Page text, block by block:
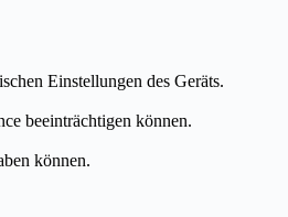
Einstellungen des Geräts.
beeinträchtigen können.
können.